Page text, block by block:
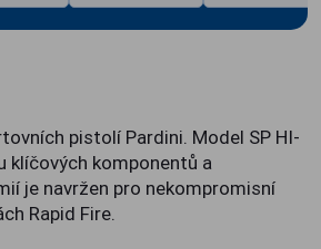
pistolí Pardini. Model SP HI-
klíčových komponentů a
je navržen pro nekompromisní
Rapid Fire.